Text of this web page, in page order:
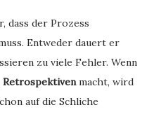
dass der Prozess
Entweder dauert er
zu viele Fehler. Wenn
Retrospektivenmacht, wird
auf die Schliche